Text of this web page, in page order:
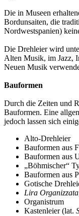
Die in Museen
Bordunsaiten, die
Nordwestspanien)
Die Drehleier wird
Alten Musik, im Jazz,
Neuen Musik
Bauformen
Durch die Zeiten und
Bauformen. Eine
jedoch lassen sich
Alto-Drehleier
Bauformen aus
Bauformen aus
„Böhmischer“
Bauformen aus
Gotische
Lira Organizzata
Organistrum
Kastenleier (lat.